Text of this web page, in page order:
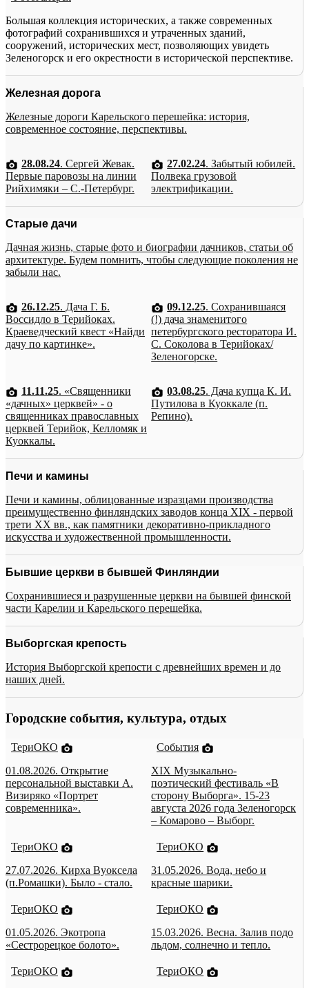
Большая коллекция исторических, а также современных
фотографий сохранившихся и утраченных зданий,
сооружений, исторических мест, позволяющих увидеть
Зеленогорск и его окрестности в исторической перспективе.
Железная дорога
Железные дороги Карельского перешейка: история,
современное состояние, перспективы.
28.08.24. Сергей Жевак.
Первые паровозы на линии
Рийхимяки – С.-Петербург.
27.02.24. Забытый юбилей.
Полвека грузовой
электрификации.
Старые дачи
Дачная жизнь, старые фото и биографии дачников, статьи об
архитектуре. Будем помнить, чтобы следующие поколения не
забыли нас.
26.12.25. Дача Г. Б.
Воссидло в Терийоках.
Краеведческий квест «Найди
дачу по картинке».
09.12.25. Сохранившаяся
(!) дача знаменитого
петербургского ресторатора И.
С. Соколова в Терийоках/
Зеленогорске.
11.11.25. «Священники
«дачных» церквей» - о
священниках православных
церквей Терийок, Келломяк и
Куоккалы.
03.08.25. Дача купца К. И.
Путилова в Куоккале (п.
Репино).
Печи и камины
Печи и камины, облицованные изразцами производства
преимущественно финляндских заводов конца XIX - первой
трети XX вв., как памятники декоративно-прикладного
искусства и художественной промышленности.
Бывшие церкви в бывшей Финляндии
Сохранившиеся и разрушенные церкви на бывшей финской
части Карелии и Карельского перешейка.
Выборгская крепость
История Выборгской крепости с древнейших времен и до
наших дней.
Городские события, культура, отдых
ТериОКО
01.08.2026. Открытие
персональной выставки А.
Визиряко «Портрет
современника».
События
XIX Музыкально-
поэтический фестиваль «В
сторону Выборга». 15-23
августа 2026 года Зеленогорск
– Комарово – Выборг.
ТериОКО
27.07.2026. Кирха Вуоксела
(п.Ромашки). Было - стало.
ТериОКО
31.05.2026. Вода, небо и
красные шарики.
ТериОКО
01.05.2026. Экотропа
«Сестрорецкое болото».
ТериОКО
15.03.2026. Весна. Залив подо
льдом, солнечно и тепло.
ТериОКО
ТериОКО